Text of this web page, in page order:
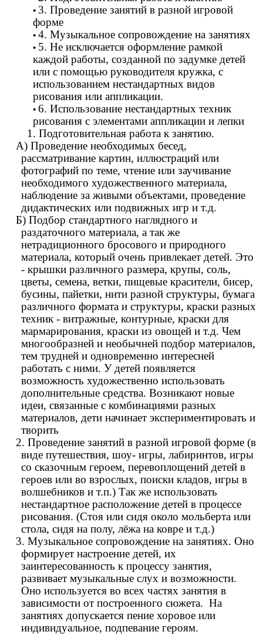
3. Проведение занятий в разной игровой
форме
4. Музыкальное сопровождение на занятиях
5. Не исключается оформление рамкой
каждой работы, созданной по задумке детей
или с помощью руководителя кружка, с
использованием нестандартных видов
рисования или аппликации.
6. Использование нестандартных техник
рисования с элементами аппликации и лепки
1. Подготовительная работа к занятию.
А) Проведение необходимых бесед,
рассматривание картин, иллюстраций или
фотографий по теме, чтение или заучивание
необходимого художественного материала,
наблюдение за живыми объектами, проведение
дидактических или подвижных игр и т.д.
Б) Подбор стандартного наглядного и
раздаточного материала, а так же
нетрадиционного бросового и природного
материала, который очень привлекает детей. Это
- крышки различного размера, крупы, соль,
цветы, семена, ветки, пищевые красители, бисер,
бусины, пайетки, нити разной структуры, бумага
различного формата и структуры, краски разных
техник - витражные, контурные, краски для
мармарирования, краски из овощей и т.д. Чем
многообразней и необычней подбор материалов,
тем трудней и одновременно интересней
работать с ними. У детей появляется
возможность художественно использовать
дополнительные средства. Возникают новые
идеи, связанные с комбинациями разных
материалов, дети начинает экспериментировать и
творить
2. Проведение занятий в разной игровой форме (в
виде путешествия, шоу- игры, лабиринтов, игры
со сказочным героем, перевоплощений детей в
героев или во взрослых, поиски кладов, игры в
волшебников и т.п.) Так же использовать
нестандартное расположение детей в процессе
рисования. (Стоя или сидя около мольберта или
стола, сидя на полу, лёжа на ковре и т.д.)
3. Музыкальное сопровождение на занятиях. Оно
формирует настроение детей, их
заинтересованность к процессу занятия,
развивает музыкальные слух и возможности.
Оно используется во всех частях занятия в
зависимости от построенного сюжета. На
занятиях допускается пение хоровое или
индивидуальное, подпевание героям.